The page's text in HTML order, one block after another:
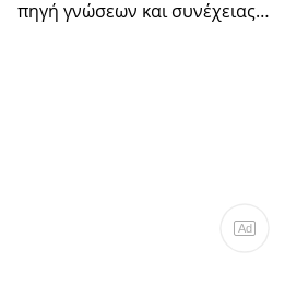
πηγή γνώσεων και συνέχειας…
Ad